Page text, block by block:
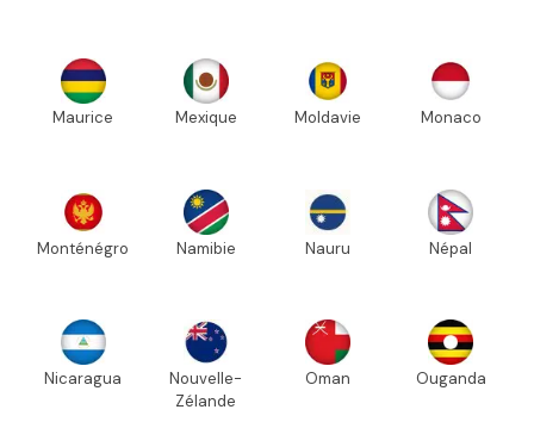
Maurice Mexique Moldavie Monaco
Monténégro Namibie Nauru Népal
Nicaragua
Nouvelle-
Zélande
Oman Ouganda